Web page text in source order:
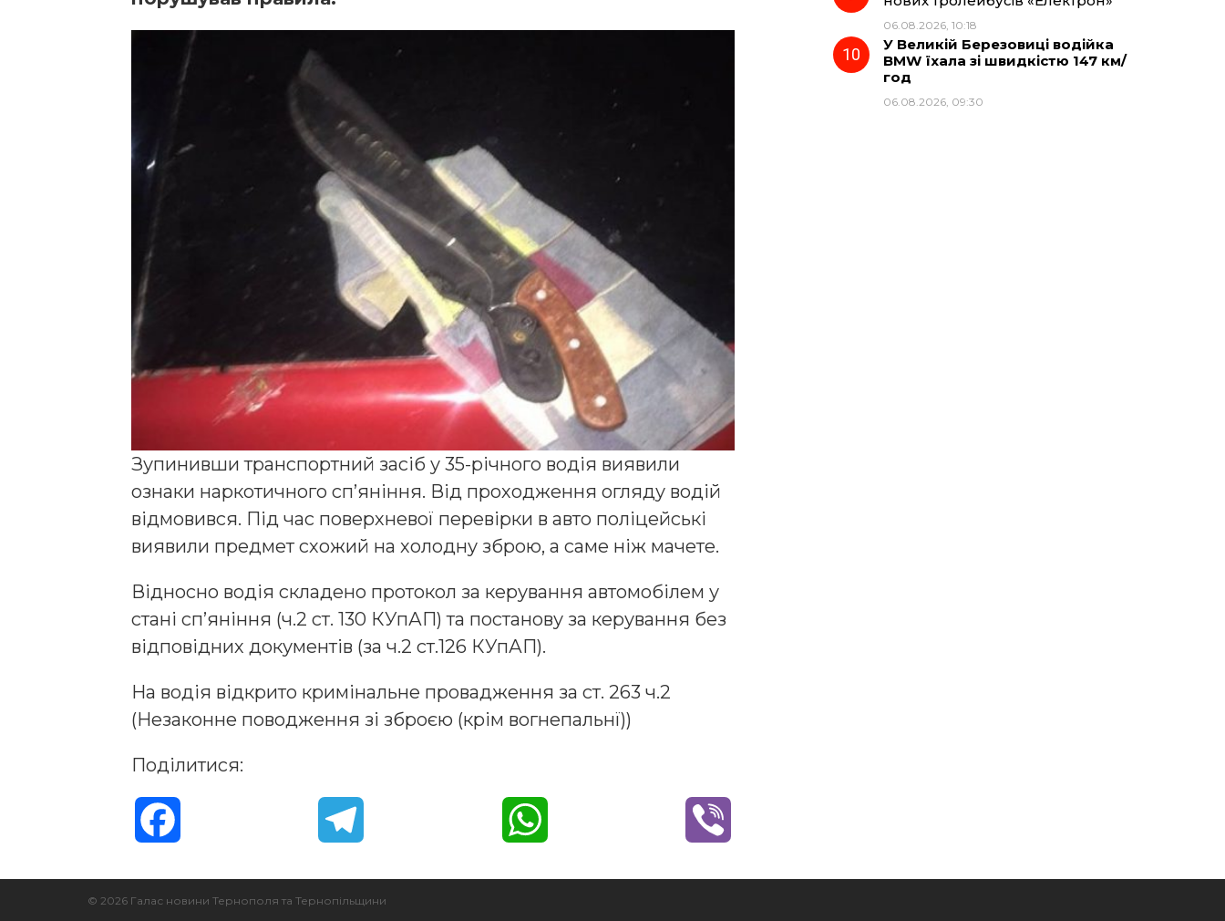
Зупинивши транспортний засіб у 35-річного водія виявили
ознаки наркотичного сп’яніння. Від проходження огляду водій
відмовився. Під час поверхневої перевірки в авто поліцейські
виявили предмет схожий на холодну зброю, а саме ніж мачете.
Відносно водія складено протокол за керування автомобілем у
стані сп’яніння (ч.2 ст. 130 КУпАП) та постанову за керування без
відповідних документів (за ч.2 ст.126 КУпАП).
На водія відкрито кримінальне провадження за ст. 263 ч.2
(Незаконне поводження зі зброєю (крім вогнепальнї))
Поділитися:
c l
06.08.2026, 10:18
У Великій Березовиці водійка
BMW їхала зі швидкістю 147 км/
год
06.08.2026, 09:30
© 2026 Галас новини Тернополя та Тернопільщини